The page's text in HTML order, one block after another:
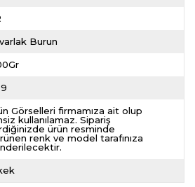
Burun
Görselleri firmamıza ait olup
kullanılamaz. Sipariş
ürün resminde
renk ve model tarafınıza